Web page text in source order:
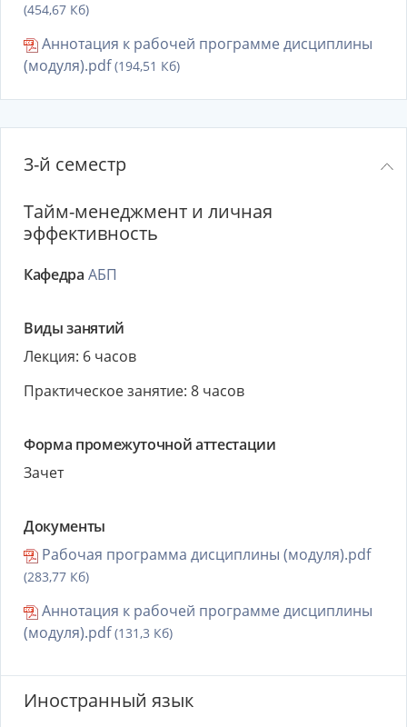
(454,67 Кб)
Аннотация к рабочей программе дисциплины
(модуля).pdf(194,51 Кб)
3-й семестр
Тайм-менеджмент и личная
эффективность
Кафедра АБП
Виды занятий
Лекция: 6 часов
Практическое занятие: 8 часов
Форма промежуточной аттестации
Зачет
Документы
Рабочая программа дисциплины (модуля).pdf
(283,77 Кб)
Аннотация к рабочей программе дисциплины
(модуля).pdf(131,3 Кб)
Иностранный язык